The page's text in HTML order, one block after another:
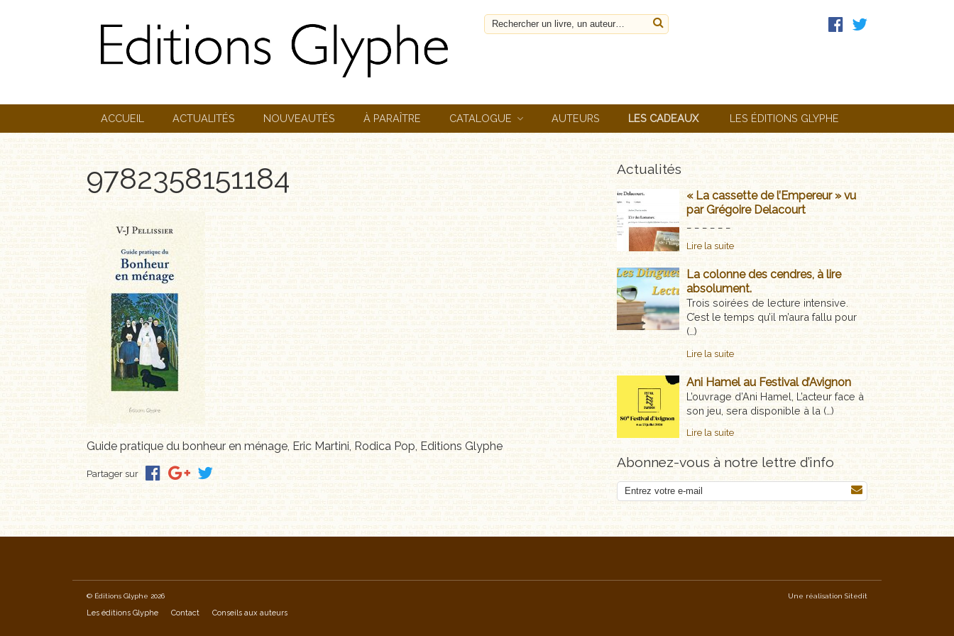
ACCUEIL ACTUALITÉS NOUVEAUTÉS À PARAÎTRE CATALOGUE AUTEURS LES CADEAUX LES ÉDITIONS GLYPHE
9782358151184
Guide pratique du bonheur en ménage, Eric Martini, Rodica Pop, Editions Glyphe
Partager sur
Actualités
« La cassette de l’Empereur » vu
par Grégoire Delacourt
Lire la suite
La colonne des cendres, à lire
absolument.
Trois soirées de lecture intensive.
C’est le temps qu’il m’aura fallu pour
(…)
Lire la suite
Ani Hamel au Festival d’Avignon
L’ouvrage d’Ani Hamel, L’acteur face à
son jeu, sera disponible à la (…)
Lire la suite
Abonnez-vous à notre lettre d’info
© Éditions Glyphe 2026
Les éditions Glyphe Contact Conseils aux auteurs
Une réalisation Sitedit